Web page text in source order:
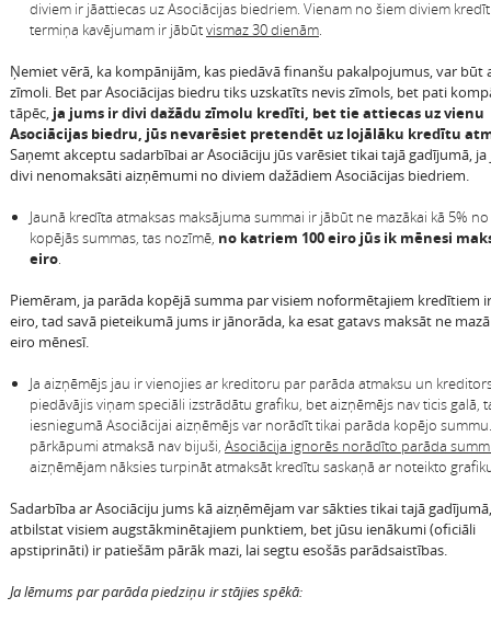
diviem ir jāattiecas uz Asociācijas biedriem. Vienam no šiem diviem
termiņa kavējumam ir jābūtvismaz 30 dienām.
Ņemiet vērā, ka kompānijām, kas piedāvā finanšu pakalpojumus, var būt
zīmoli. Bet par Asociācijas biedru tiks uzskatīts nevis zīmols, bet pati
tāpēc, ja jums ir divi dažādu zīmolu kredīti, bet tie attiecas uz vienu
Asociācijas biedru, jūs nevarēsiet pretendēt uz lojālāku kredītu
Saņemt akceptu sadarbībai ar Asociāciju jūs varēsiet tikai tajā gadījumā,
divi nenomaksāti aizņēmumi no diviem dažādiem Asociācijas biedriem.
Jaunā kredīta atmaksas maksājuma summai ir jābūt ne mazākai kā 5%
kopējās summas, tas nozīmē, no katriem 100 eiro jūs ik mēnesi
eiro.
Piemēram, ja parāda kopējā summa par visiem noformētajiem kredītiem
eiro, tad savā pieteikumā jums ir jānorāda, ka esat gatavs maksāt ne
eiro mēnesī.
Ja aizņēmējs jau ir vienojies ar kreditoru par parāda atmaksu un
piedāvājis viņam speciāli izstrādātu grafiku, bet aizņēmējs nav ticis galā,
iesniegumā Asociācijai aizņēmējs var norādīt tikai parāda kopējo summu.
pārkāpumi atmaksā nav bijuši, Asociācija ignorēs norādīto parāda
aizņēmējam nāksies turpināt atmaksāt kredītu saskaņā ar noteikto
Sadarbība ar Asociāciju jums kā aizņēmējam var sākties tikai tajā
atbilstat visiem augstākminētajiem punktiem, bet jūsu ienākumi (oficiāli
apstiprināti) ir patiešām pārāk mazi, lai segtu esošās parādsaistības.
Ja lēmums par parāda piedziņu ir stājies spēkā: